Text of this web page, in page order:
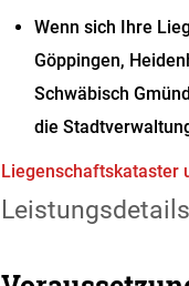
Wenn sich Ihre
Göppingen,
Schwäbisch
die
Liegenschaftskataster
Leistungsdetails